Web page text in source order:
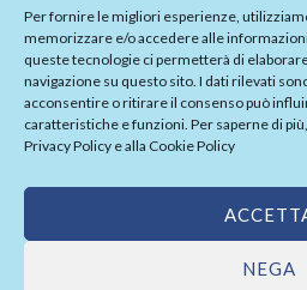
Per fornire le migliori esperienze,
memorizzare e/o accedere alle
queste tecnologie ci permetterà di
navigazione su questo sito. I dati rilevati
acconsentire o ritirare il consenso può
caratteristiche e funzioni. Per saperne di
Privacy Policy e alla Cookie Policy
NEGA
Iscrizione Catalogo Fornitori
Firma Elettronica
Politica Parità di
Politica della